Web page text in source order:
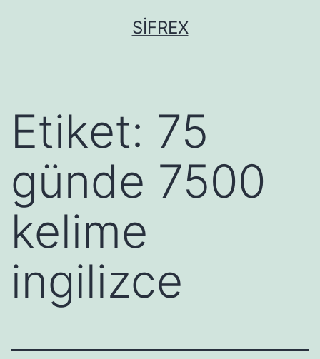
SIFREX
Etiket: 75
günde 7500
kelime
ingilizce